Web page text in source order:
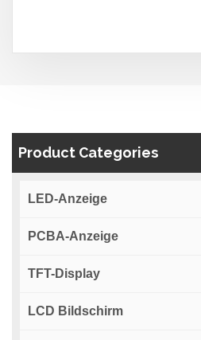
Product Categories
LED-Anzeige
PCBA-Anzeige
TFT-Display
LCD Bildschirm